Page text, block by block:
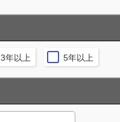
3年以上 5年以上